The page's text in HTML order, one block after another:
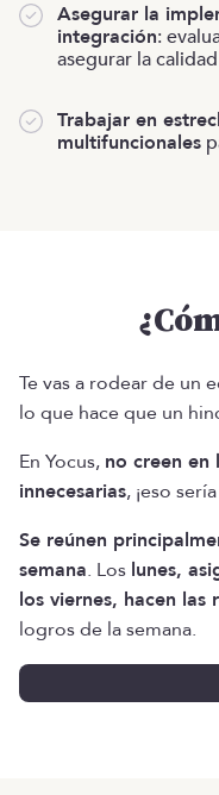
Asegurar la
integración:
asegurar la
Trabajar en
multifuncionales
Te vas a rodear de un
lo que hace que un
En Yocus, no creen en
innecesarias, ¡eso
Se reúnen
semana. Los lunes,
los viernes, hacen las
logros de la semana.